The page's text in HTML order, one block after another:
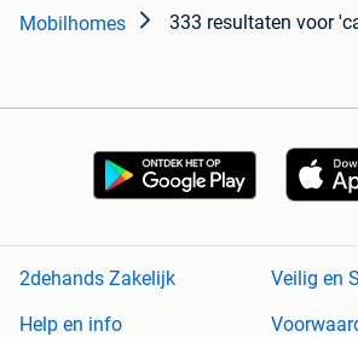
Mobilhomes 333 resultaten voor
2dehands Zakelijk
Veilig en
Help en info